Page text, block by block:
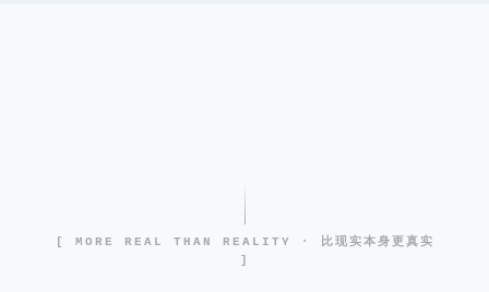
[ MORE REAL THAN REALITY · 比现实本身更真实
]